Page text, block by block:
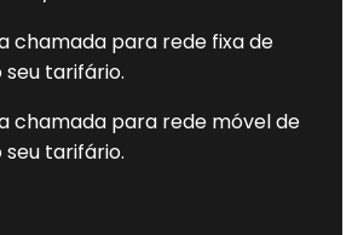
chamada para rede fixa de
tarifário.
chamada para rede móvel de
tarifário.